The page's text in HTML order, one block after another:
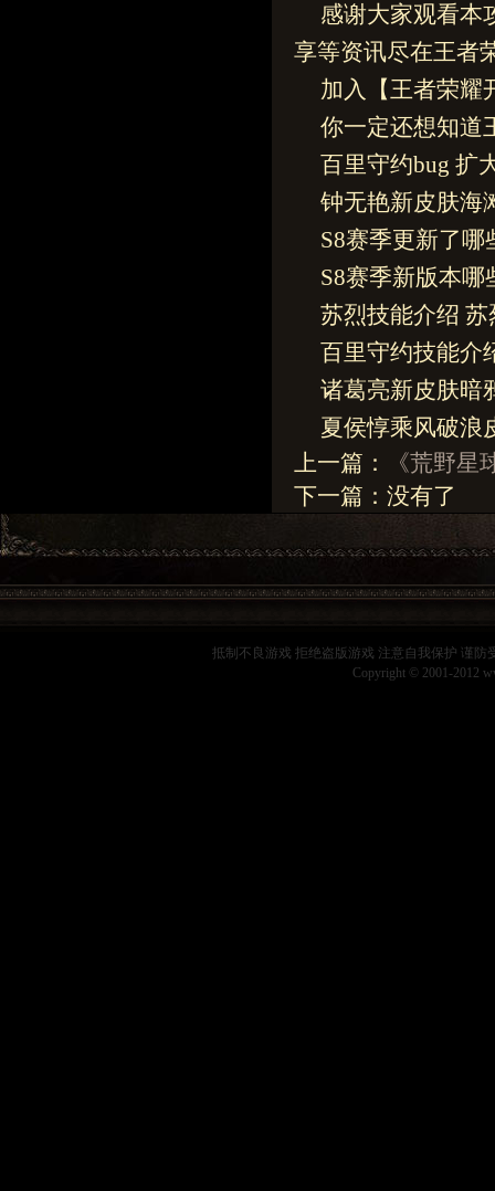
感谢大家观看本
享等资讯尽在王者
加入【王者荣耀
你一定还想知道
百里守约bug 扩
钟无艳新皮肤海
S8赛季更新了哪
S8赛季新版本
苏烈技能介绍
百里守约技能介
诸葛亮新皮肤暗
夏侯惇乘风破浪
上一篇：
《荒野
下一篇：没有了
抵制不良游戏 拒绝盗版游戏 注意自我保护 谨
Copyright © 2001-2012